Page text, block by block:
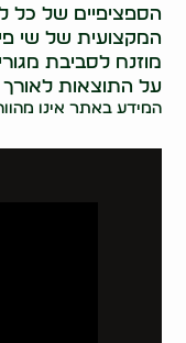
הספציפיים של כל
המקצועית של שי
מוזנח לסביבת
על התוצאות לאורך
המידע באתר אינו